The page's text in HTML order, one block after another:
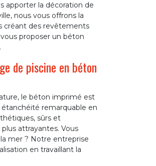
apporter la décoration de
nous vous offrons la
créant des revêtements
proposer un béton
de piscine en béton
le béton imprimé est
étanchéité remarquable en
sûrs et
attrayantes. Vous
mer ? Notre entreprise
en travaillant la